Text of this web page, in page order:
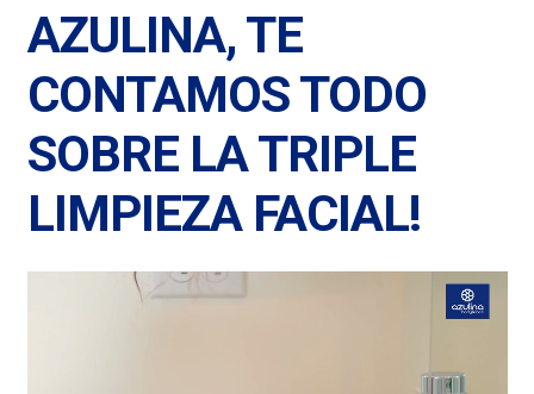
o
o
k
A
p
p
r
s
I
n
AZULINA, TE
CONTAMOS TODO
SOBRE LA TRIPLE
LIMPIEZA FACIAL!